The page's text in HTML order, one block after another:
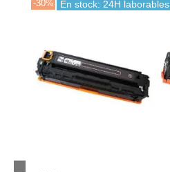
-30% En stock: 24H laborables